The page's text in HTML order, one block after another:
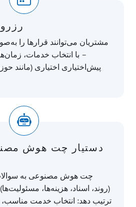
مشتریان می‌توانند قرارها را
– با انتخاب خدمات،
پیش‌اختیاری اختیاری (مانند
دستیار چت هوش
چت هوش مصنوعی به
(روند، اسناد، هزینه‌ها،
ترتیب دهد: انتخاب خدمت